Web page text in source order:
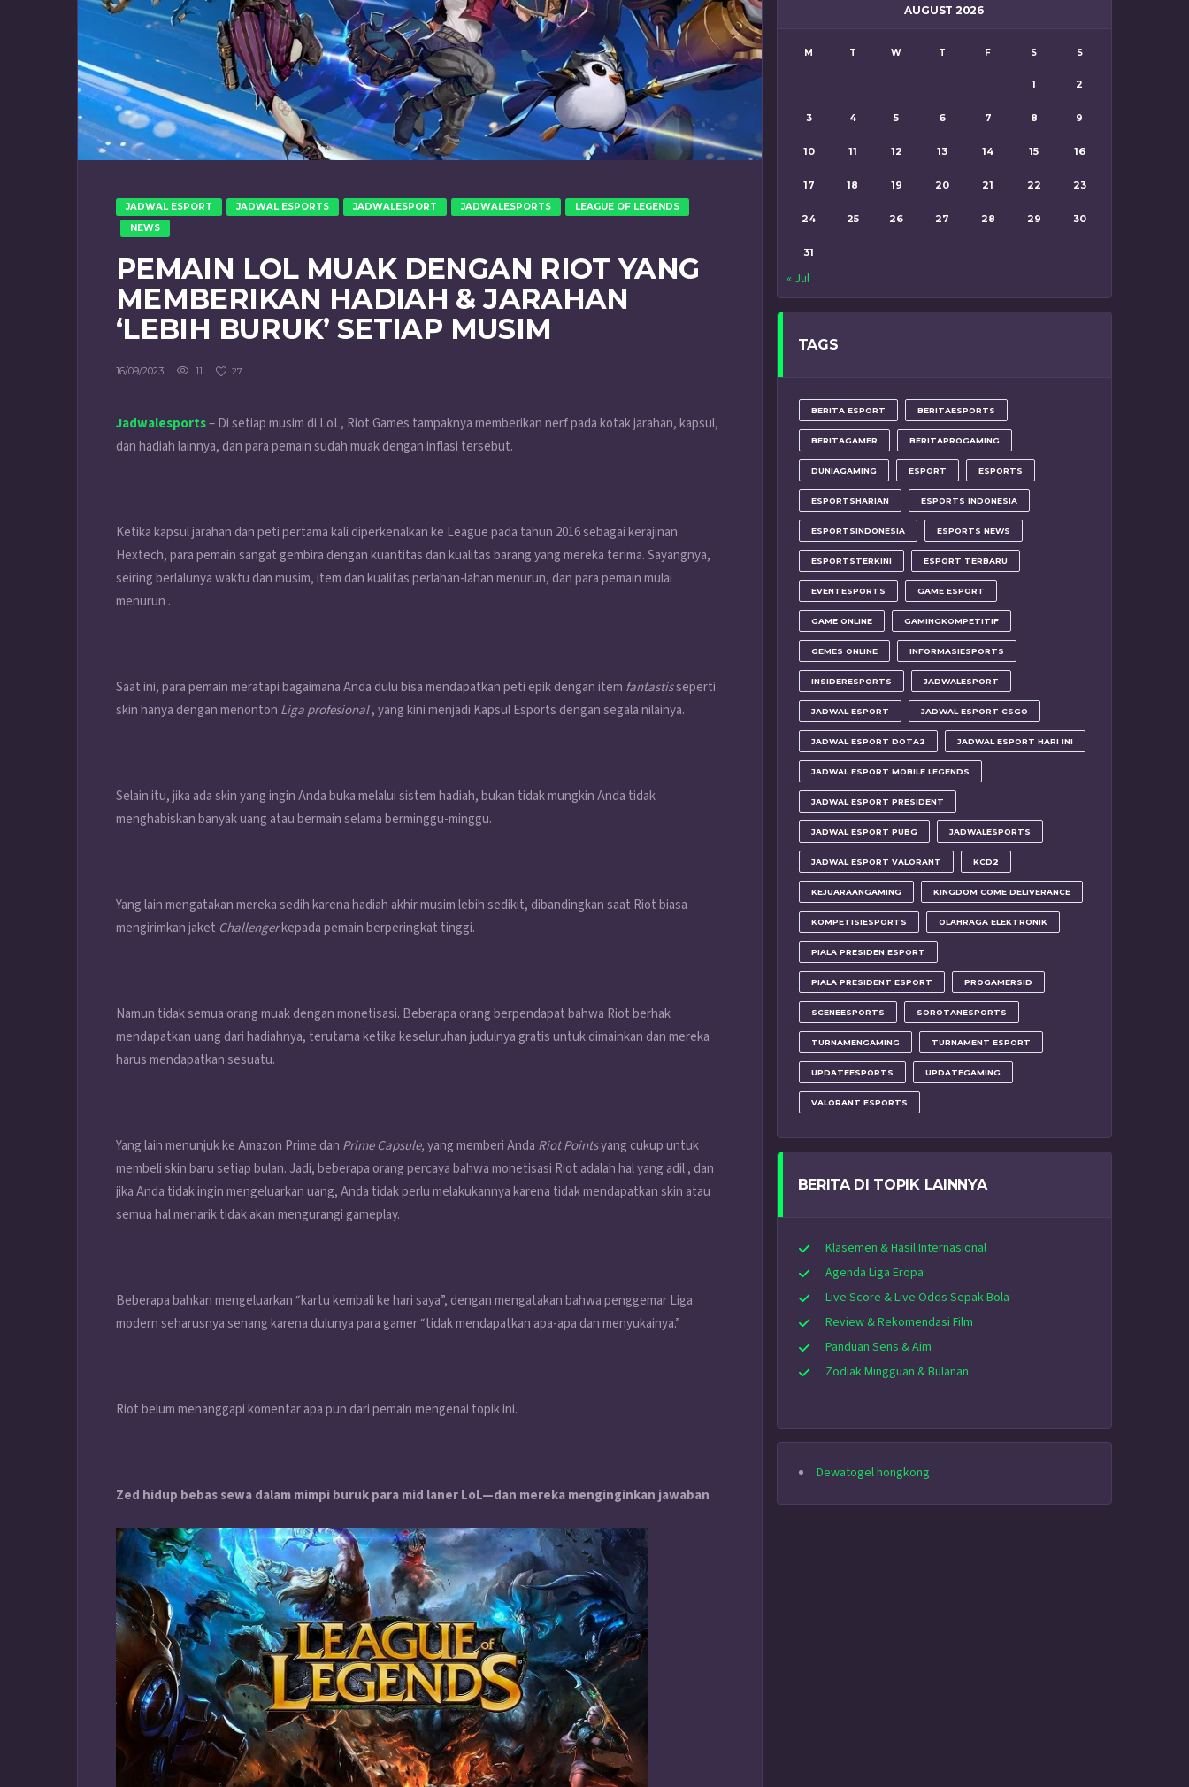
JADWAL ESPORT JADWAL ESPORTS JADWALESPORT JADWALESPORTS
LEAGUE OF LEGENDS
NEWS
PEMAIN LOL MUAK DENGAN RIOT YANG
MEMBERIKAN HADIAH & JARAHAN
‘LEBIH BURUK’ SETIAP MUSIM
16/09/2023 11 27
Jadwalesports– Di setiap musim di LoL, Riot Games tampaknya memberikan nerf pada kotak jarahan, kapsul,
dan hadiah lainnya, dan para pemain sudah muak dengan inflasi tersebut.
Ketika kapsul jarahan dan peti pertama kali diperkenalkan ke League pada tahun 2016 sebagai kerajinan
Hextech, para pemain sangat gembira dengan kuantitas dan kualitas barang yang mereka terima. Sayangnya,
seiring berlalunya waktu dan musim, item dan kualitas perlahan-lahan menurun, dan para pemain mulai
menurun .
Saat ini, para pemain meratapi bagaimana Anda dulu bisa mendapatkan peti epik dengan item fantastisseperti
skin hanya dengan menonton Liga profesional, yang kini menjadi Kapsul Esports dengan segala nilainya.
Selain itu, jika ada skin yang ingin Anda buka melalui sistem hadiah, bukan tidak mungkin Anda tidak
menghabiskan banyak uang atau bermain selama berminggu-minggu.
Yang lain mengatakan mereka sedih karena hadiah akhir musim lebih sedikit, dibandingkan saat Riot biasa
mengirimkan jaket Challengerkepada pemain berperingkat tinggi.
Namun tidak semua orang muak dengan monetisasi. Beberapa orang berpendapat bahwa Riot berhak
mendapatkan uang dari hadiahnya, terutama ketika keseluruhan judulnya gratis untuk dimainkan dan mereka
harus mendapatkan sesuatu.
Yang lain menunjuk ke Amazon Prime dan Prime Capsule,yang memberi Anda Riot Pointsyang cukup untuk
membeli skin baru setiap bulan. Jadi, beberapa orang percaya bahwa monetisasi Riot adalah hal yang adil , dan
jika Anda tidak ingin mengeluarkan uang, Anda tidak perlu melakukannya karena tidak mendapatkan skin atau
semua hal menarik tidak akan mengurangi gameplay.
Beberapa bahkan mengeluarkan “kartu kembali ke hari saya”, dengan mengatakan bahwa penggemar Liga
modern seharusnya senang karena dulunya para gamer “tidak mendapatkan apa-apa dan menyukainya.”
Riot belum menanggapi komentar apa pun dari pemain mengenai topik ini.
Zed hidup bebas sewa dalam mimpi buruk para mid laner LoL—dan mereka menginginkan jawaban
AUGUST 2026
M T W T F S S
1 2
3 4 5 6 7 8 9
10 11 12 13 14 15 16
17 18 19 20 21 22 23
24 25 26 27 28 29 30
31
« Jul
TAGS
BERITA ESPORT BERITAESPORTS
BERITAGAMER BERITAPROGAMING
DUNIAGAMING ESPORT ESPORTS
ESPORTSHARIAN ESPORTS INDONESIA
ESPORTSINDONESIA ESPORTS NEWS
ESPORTSTERKINI ESPORT TERBARU
EVENTESPORTS GAME ESPORT
GAME ONLINE GAMINGKOMPETITIF
GEMES ONLINE INFORMASIESPORTS
INSIDERESPORTS JADWALESPORT
JADWAL ESPORT JADWAL ESPORT CSGO
JADWAL ESPORT DOTA2 JADWAL ESPORT HARI INI
JADWAL ESPORT MOBILE LEGENDS
JADWAL ESPORT PRESIDENT
JADWAL ESPORT PUBG JADWALESPORTS
JADWAL ESPORT VALORANT KCD2
KEJUARAANGAMING KINGDOM COME DELIVERANCE
KOMPETISIESPORTS OLAHRAGA ELEKTRONIK
PIALA PRESIDEN ESPORT
PIALA PRESIDENT ESPORT PROGAMERSID
SCENEESPORTS SOROTANESPORTS
TURNAMENGAMING TURNAMENT ESPORT
UPDATEESPORTS UPDATEGAMING
VALORANT ESPORTS
BERITA DI TOPIK LAINNYA
Klasemen & Hasil Internasional
Agenda Liga Eropa
Live Score & Live Odds Sepak Bola
Review & Rekomendasi Film
Panduan Sens & Aim
Zodiak Mingguan & Bulanan
Dewatogel hongkong